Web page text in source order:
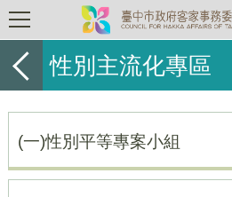
性別主流化專區
(一)性別平等專案小組